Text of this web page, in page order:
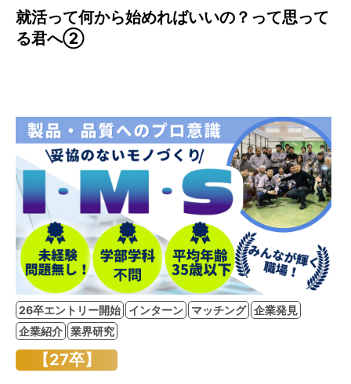
就活って何から始めればいいの？って思って
る君へ②
26卒エントリー開始 インターン マッチング 企業発見
企業紹介 業界研究
【27卒】